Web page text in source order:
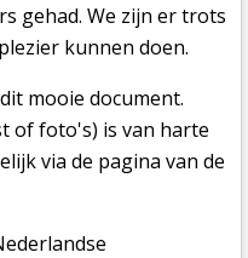
gehad. We zijn er trots
kunnen doen.
mooie document.
of foto's) is van harte
via de pagina van de